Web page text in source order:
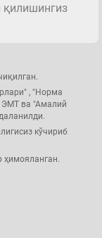
қилишингиз
, "Норма
ЭМТ ва "Амалий
кўчириб
ҳимояланган.